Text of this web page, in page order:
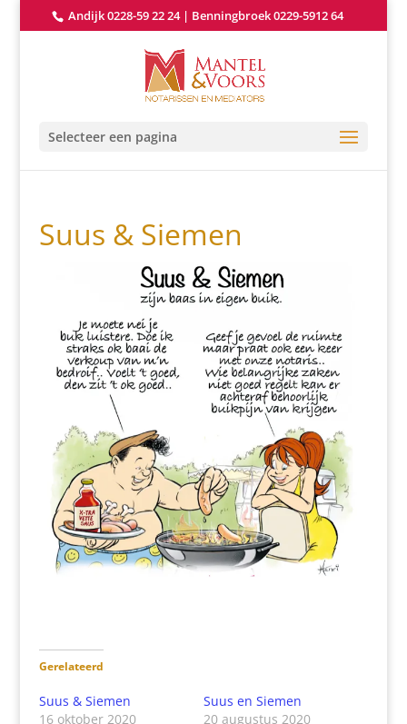
Andijk 0228-59 22 24| Benningbroek 0229-5912 64
Selecteer een pagina
Suus & Siemen
Gerelateerd
Suus & Siemen
16 oktober 2020
Suus en Siemen
20 augustus 2020